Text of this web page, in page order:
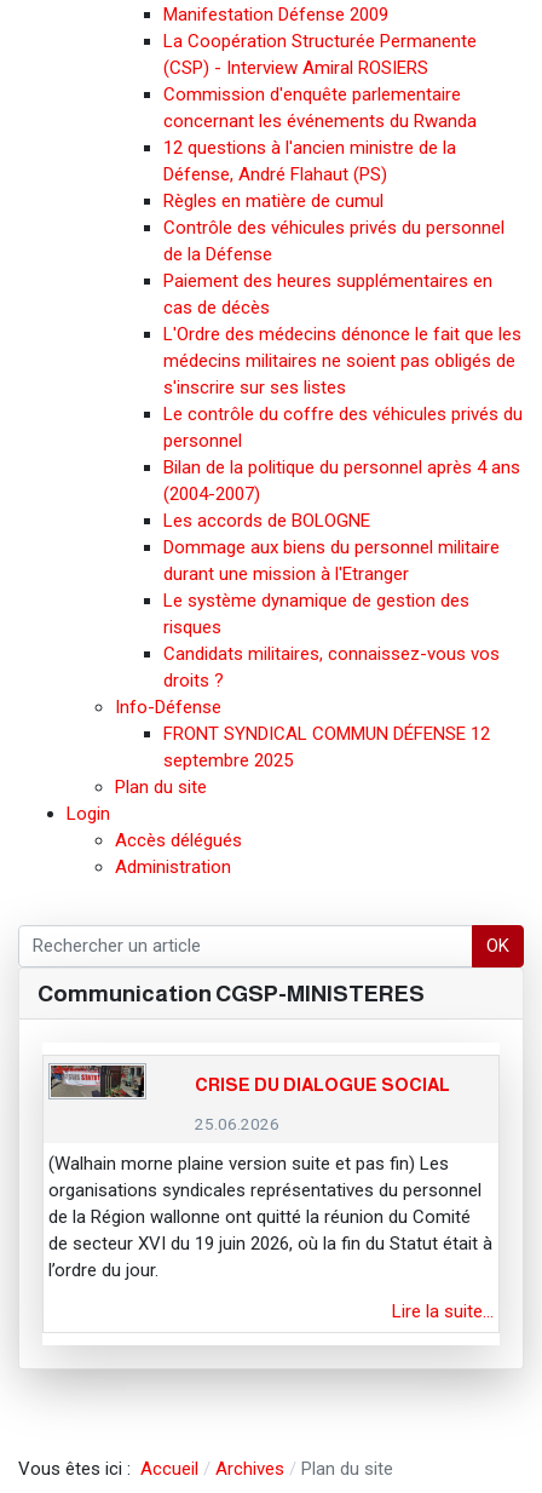
Manifestation Défense 2009
La Coopération Structurée Permanente
(CSP) - Interview Amiral ROSIERS
Commission d'enquête parlementaire
concernant les événements du Rwanda
12 questions à l'ancien ministre de la
Défense, André Flahaut (PS)
Règles en matière de cumul
Contrôle des véhicules privés du personnel
de la Défense
Paiement des heures supplémentaires en
cas de décès
L'Ordre des médecins dénonce le fait que les
médecins militaires ne soient pas obligés de
s'inscrire sur ses listes
Le contrôle du coffre des véhicules privés du
personnel
Bilan de la politique du personnel après 4 ans
(2004-2007)
Les accords de BOLOGNE
Dommage aux biens du personnel militaire
durant une mission à l'Etranger
Le système dynamique de gestion des
risques
Candidats militaires, connaissez-vous vos
droits ?
Info-Défense
FRONT SYNDICAL COMMUN DÉFENSE 12
septembre 2025
Plan du site
Login
Accès délégués
Administration
OK
Communication CGSP-MINISTERES
CRISE DU DIALOGUE SOCIAL
25.06.2026
(Walhain morne plaine version suite et pas fin) Les
organisations syndicales représentatives du personnel
de la Région wallonne ont quitté la réunion du Comité
de secteur XVI du 19 juin 2026, où la fin du Statut était à
l’ordre du jour.
Lire la suite…
Vous êtes ici : Accueil Archives Plan du site